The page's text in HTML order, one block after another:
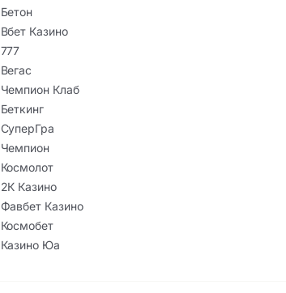
Бетон
Вбет Казино
777
Вегас
Чемпион Клаб
Беткинг
СуперГра
Чемпион
Космолот
2К Казино
Фавбет Казино
Космобет
Казино Юа